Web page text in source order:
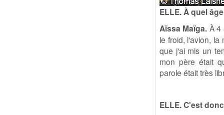
ELLE. À quel
Aïssa Maïga. À 4
le froid, l'avion, la
que j'ai mis un
mon père était
parole était très
ELLE. C'est